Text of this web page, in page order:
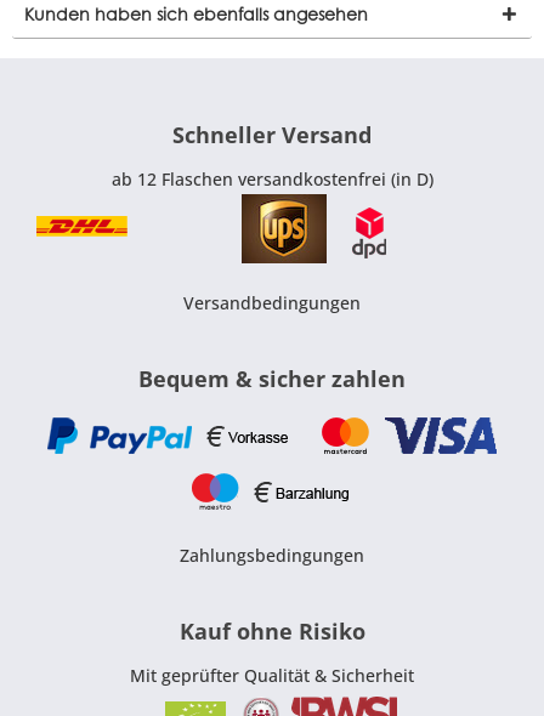
Kunden haben sich ebenfalls angesehen
Schneller Versand
ab 12 Flaschen versandkostenfrei (in D)
Versandbedingungen
Bequem & sicher zahlen
Zahlungsbedingungen
Kauf ohne Risiko
Mit geprüfter Qualität & Sicherheit